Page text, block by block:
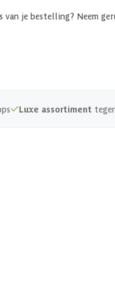
je bestelling? Neem
Luxe assortiment